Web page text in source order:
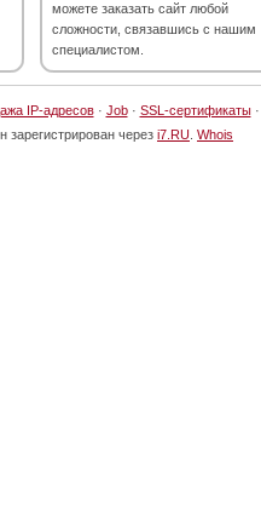
можете заказать сайт любой
сложности, связавшись с нашим
специалистом.
IP-адресов· Job· SSL-сертификаты·
зарегистрирован через i7.RU Whois